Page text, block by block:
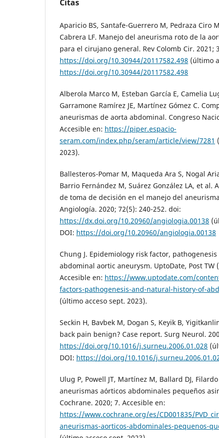
Citas
Aparicio BS, Santafe-Guerrero M, Pedraza Ciro
Cabrera LF. Manejo del aneurisma roto de la
para el cirujano general. Rev Colomb Cir. 2021;
https://doi.org/10.30944/20117582.498 (último
https://doi.org/10.30944/20117582.498
Alberola Marco M, Esteban García E, Camelia
Garramone Ramírez JE, Martínez Gómez C.
aneurismas de aorta abdominal. Congreso
Accesible en: https://piper.espacio-
seram.com/index.php/seram/article/view/7281
2023).
Ballesteros-Pomar M, Maqueda Ara S, Nogal
Barrio Fernández M, Suárez González LA, et al.
de toma de decisión en el manejo del
Angiología. 2020; 72(5): 240-252. doi:
https://dx.doi.org/10.20960/angiologia.00138
DOI: https://doi.org/10.20960/angiologia.00138
Chung J. Epidemiology risk factor,
abdominal aortic aneurysm. UptoDate, Post TW
Accesible en: https://www.uptodate.com/
factors-pathogenesis-and-natural-history-of-
(último acceso sept. 2023).
Seckin H, Bavbek M, Dogan S, Keyik B,
back pain benign? Case report. Surg Neurol.
https://doi.org/10.1016/j.surneu.2006.01.028
DOI: https://doi.org/10.1016/
Ulug P, Powell JT, Martínez M, Ballard DJ,
aneurismas aórticos abdominales pequeños
Cochrane. 2020; 7. Accesible en:
https://www.cochrane.org/es/CD001835/
aneurismas-aorticos-abdominales-pequenos-